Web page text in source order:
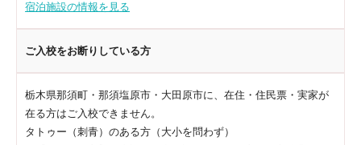
宿泊施設の情報を見る
ご入校をお断りしている方
栃木県那須町・那須塩原市・大田原市に、在住・住民票・実家が
在る方はご入校できません。
タトゥー（刺青）のある方（大小を問わず）